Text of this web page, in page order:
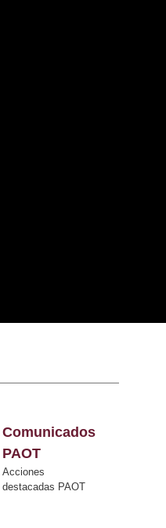
Comunicados
PAOT
Acciones
destacadas PAOT